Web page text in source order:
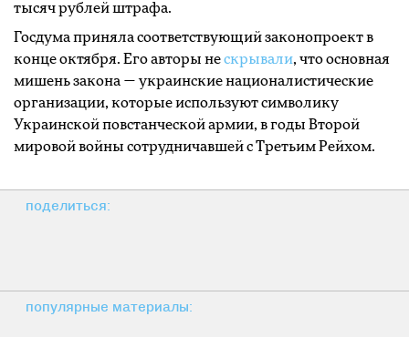
тысяч рублей штрафа.
Госдума приняла соответствующий законопроект в
конце октября. Его авторы нескрывали, что основная
мишень закона — украинские националистические
организации, которые используют символику
Украинской повстанческой армии, в годы Второй
мировой войны сотрудничавшей с Третьим Рейхом.
поделиться:
популярные материалы: